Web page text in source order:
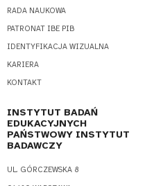
RADA NAUKOWA
PATRONAT IBE PIB
IDENTYFIKACJA WIZUALNA
KARIERA
KONTAKT
INSTYTUT BADAŃ
EDUKACYJNYCH
PAŃSTWOWY INSTYTUT
BADAWCZY
UL. GÓRCZEWSKA 8